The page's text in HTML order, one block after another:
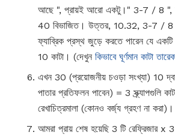
আছে ", প্রায়ই আরো একটু।" 3-7 / 8 ",
40 বিভাজিত। উত্তর, 10.32, 3-7 / 8
ফ্যাব্রিক প্রস্থ জুড়ে করতে পারেন যে
10 কাটা। (দেখুন কিভাবে ঘূর্ণমান কাটা
এখন 30 (প্রয়োজনীয় চওড়া সংখ্যা) 10
পাতার প্রতিফলন পাবেন) = 3 স্ক্র্যাপগুলি
রেখাচিত্রমালা (কোনও বর্জ্য গ্রহণ না করা)।
আমরা প্রায় শেষ হয়েছি 3 টি রেফ্রিজার x